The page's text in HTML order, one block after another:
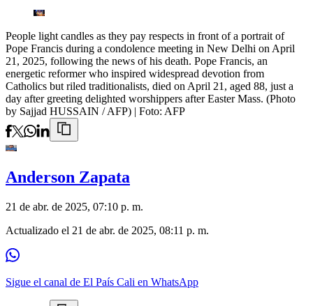
People light candles as they pay respects in front of a portrait of
Pope Francis during a condolence meeting in New Delhi on April
21, 2025, following the news of his death. Pope Francis, an
energetic reformer who inspired widespread devotion from
Catholics but riled traditionalists, died on April 21, aged 88, just a
day after greeting delighted worshippers after Easter Mass. (Photo
by Sajjad HUSSAIN / AFP) | Foto: AFP
Anderson Zapata
21 de abr. de 2025, 07:10 p. m.
Actualizado el 21 de abr. de 2025, 08:11 p. m.
Sigue el canal de El País Cali en WhatsApp